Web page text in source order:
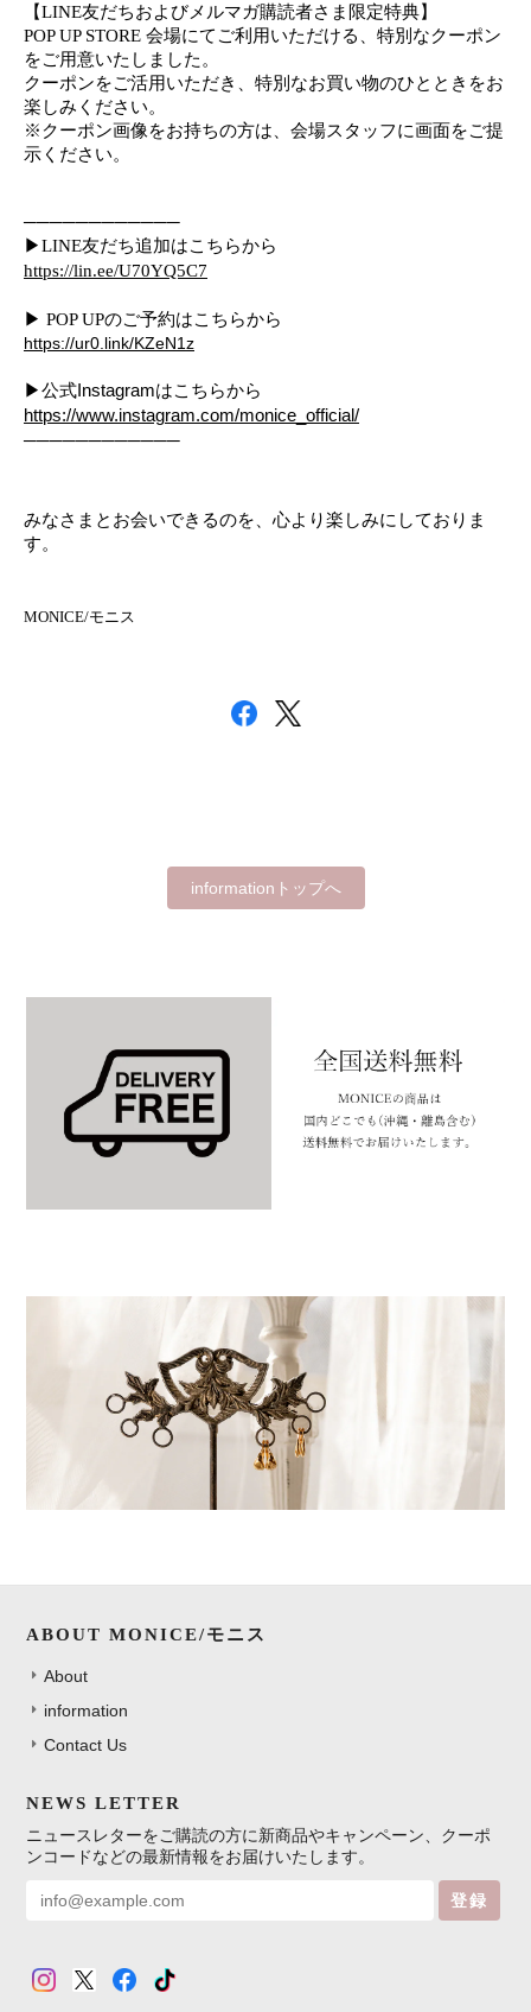
【LINE友だちおよびメルマガ購読者さま限定特典】
POP UP STORE 会場にてご利用いただける、特別なクーポン
をご用意いたしました。
クーポンをご活用いただき、特別なお買い物のひとときをお
楽しみください。
※クーポン画像をお持ちの方は、会場スタッフに画面をご提
示ください。
────────────
▶LINE友だち追加はこちらから
https://lin.ee/U70YQ5C7
▶ POP UPのご予約はこちらから
https://ur0.link/KZeN1z
▶公式Instagramはこちらから
https://www.instagram.com/monice_official/
────────────
みなさまとお会いできるのを、心より楽しみにしておりま
す。
MONICE/モニス
informationトップへ
ABOUT MONICE/モニス
About
information
Contact Us
NEWS LETTER
ニュースレターをご購読の方に新商品やキャンペーン、クーポ
ンコードなどの最新情報をお届けいたします。
登録